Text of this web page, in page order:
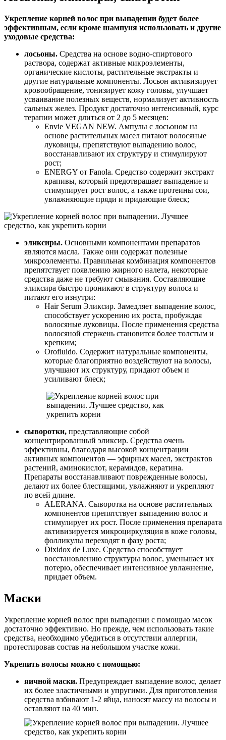
Укрепление корней волос при выпадении будет более
эффективным, если кроме шампуня использовать и другие
уходовые средства:
лосьоны. Средства на основе водно-спиртового
раствора, содержат активные микроэлементы,
органические кислоты, растительные экстракты и
другие натуральные компоненты. Лосьон активизирует
кровообращение, тонизирует кожу головы, улучшает
усваивание полезных веществ, нормализует активность
сальных желез. Продукт достаточно интенсивный, курс
терапии может длиться от 2 до 5 месяцев:
Envie VEGAN NEW. Ампулы с лосьоном на
основе растительных масел питают волосяные
луковицы, препятствуют выпадению волос,
восстанавливают их структуру и стимулируют
рост;
ENERGY от Fanola. Средство содержит экстракт
крапивы, который предотвращает выпадение и
стимулирует рост волос, а также протеины сои,
увлажняющие пряди и придающие блеск;
эликсиры. Основными компонентами препаратов
являются масла. Также они содержат полезные
микроэлементы. Правильная комбинация компонентов
препятствует появлению жирного налета, некоторые
средства даже не требуют смывания. Составляющие
эликсира быстро проникают в структуру волоса и
питают его изнутри:
Hair Serum Эликсир. Замедляет выпадение волос,
способствует ускорению их роста, пробуждая
волосяные луковицы. После применения средства
волосяной стержень становится более толстым и
крепким;
Orofluido. Содержит натуральные компоненты,
которые благоприятно воздействуют на волосы,
улучшают их структуру, придают объем и
усиливают блеск;
сыворотки, представляющие собой
концентрированный эликсир. Средства очень
эффективны, благодаря высокой концентрации
активных компонентов — эфирных масел, экстрактов
растений, аминокислот, керамидов, кератина.
Препараты восстанавливают поврежденные волосы,
делают их более блестящими, увлажняют и укрепляют
по всей длине.
ALERANA. Сыворотка на основе растительных
компонентов препятствует выпадению волос и
стимулирует их рост. После применения препарата
активизируется микроциркуляция в коже головы,
фолликулы переходят в фазу роста;
Dixidox de Luxe. Средство способствует
восстановлению структуры волос, уменьшает их
потерю, обеспечивает интенсивное увлажнение,
придает объем.
Маски
Укрепление корней волос при выпадении с помощью масок
достаточно эффективно. Но прежде, чем использовать такие
средства, необходимо убедиться в отсутствии аллергии,
протестировав состав на небольшом участке кожи.
Укрепить волосы можно с помощью:
яичной маски. Предупреждает выпадение волос, делает
их более эластичными и упругими. Для приготовления
средства взбивают 1-2 яйца, наносят массу на волосы и
оставляют на 40 мин.